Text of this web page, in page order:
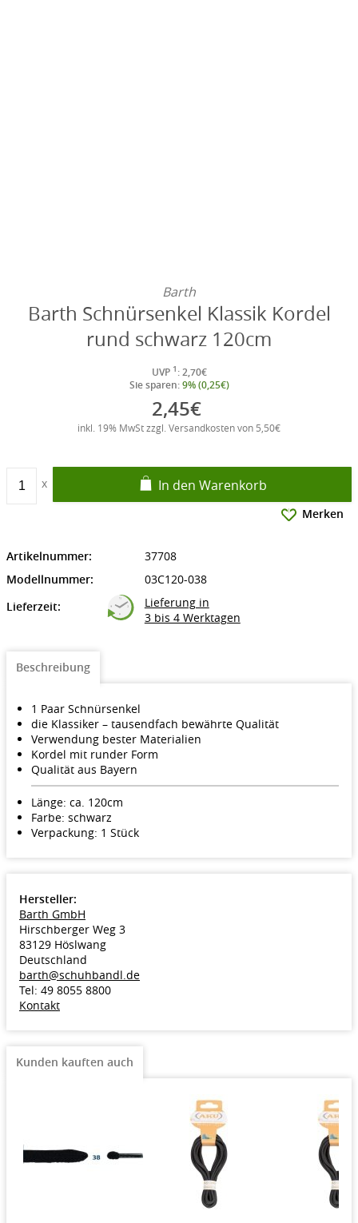
Barth
Barth Schnürsenkel Klassik Kordel
rund schwarz 120cm
UVP 1 : 2,70€
Sie sparen:9% (0,25€)
2,45€
inkl. 19% MwSt zzgl. Versandkosten von 5,50€
In den Warenkorb
Merken
Artikelnummer:
37708
Modellnummer:
03C120-038
Lieferzeit:
Lieferung in
3 bis 4 Werktagen
Beschreibung
1 Paar Schnürsenkel
die Klassiker – tausendfach bewährte Qualität
Verwendung bester Materialien
Kordel mit runder Form
Qualität aus Bayern
Länge: ca. 120cm
Farbe: schwarz
Verpackung: 1 Stück
Hersteller:
Barth GmbH
Hirschberger Weg 3
83129 Höslwang
Deutschland
barth@schuhbandl.de
Tel: 49 8055 8800
Kontakt
Kunden kauften auch